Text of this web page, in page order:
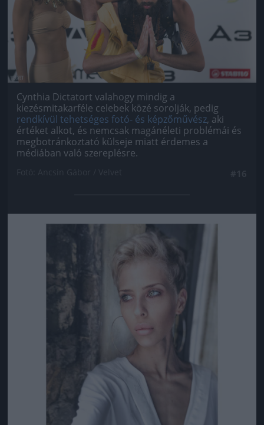
Cynthia Dictatort valahogy mindig a
kiezésmitakarféle celebek közé sorolják, pedig
rendkívül tehetséges fotó- és képzőművész, aki
értéket alkot, és nemcsak magánéleti problémái és
megbotránkoztató külseje miatt érdemes a
médiában való szereplésre.
Jön még kép!